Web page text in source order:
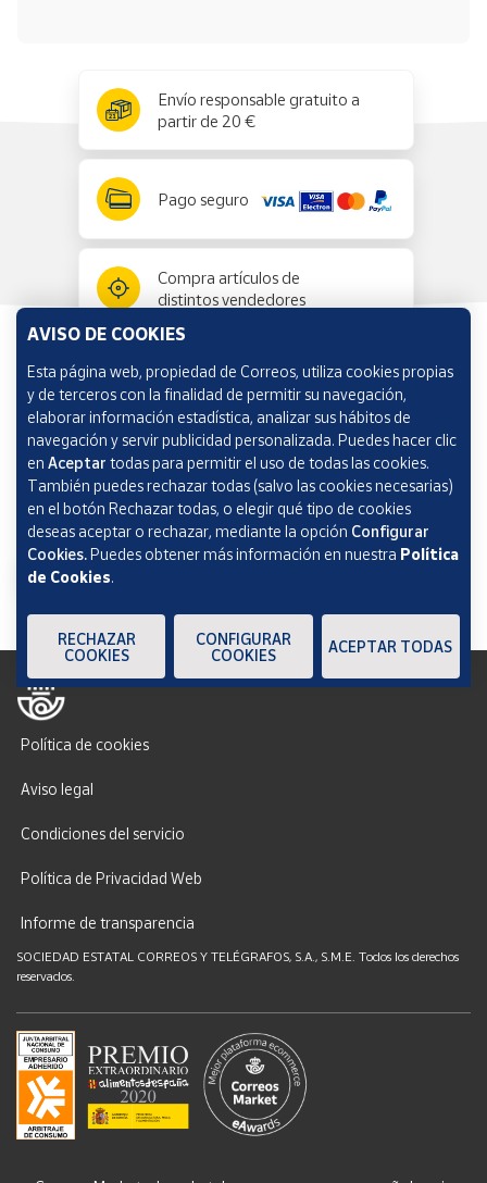
Envío responsable gratuito a
partir de 20 €
Pago seguro
Compra artículos de
distintos vendedores
Información y ayuda
Correos Market
Política de cookies
Aviso legal
Condiciones del servicio
Política de Privacidad Web
Informe de transparencia
SOCIEDAD ESTATAL CORREOS Y TELÉGRAFOS, S.A., S.M.E. Todos los derechos
reservados.
AVISO DE COOKIES
Esta página web, propiedad de Correos, utiliza cookies propias
y de terceros con la finalidad de permitir su navegación,
elaborar información estadística, analizar sus hábitos de
navegación y servir publicidad personalizada. Puedes hacer clic
en Aceptar todas para permitir el uso de todas las cookies.
También puedes rechazar todas (salvo las cookies necesarias)
en el botón Rechazar todas, o elegir qué tipo de cookies
deseas aceptar o rechazar, mediante la opción Configurar
Cookies.Puedes obtener más información en nuestra Política
de Cookies.
RECHAZAR
COOKIES
CONFIGURAR
COOKIES
ACEPTAR TODAS